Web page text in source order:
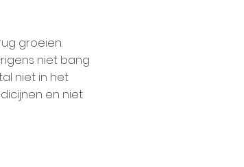
groeien.
niet bang
niet in het
en niet